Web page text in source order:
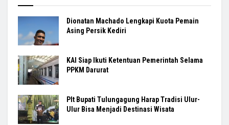
Dionatan Machado Lengkapi Kuota Pemain
Asing Persik Kediri
KAI Siap Ikuti Ketentuan Pemerintah Selama
PPKM Darurat
Plt Bupati Tulungagung Harap Tradisi Ulur-
Ulur Bisa Menjadi Destinasi Wisata